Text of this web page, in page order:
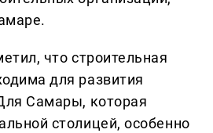
что строительная
для развития
Самары, которая
столицей, особенно